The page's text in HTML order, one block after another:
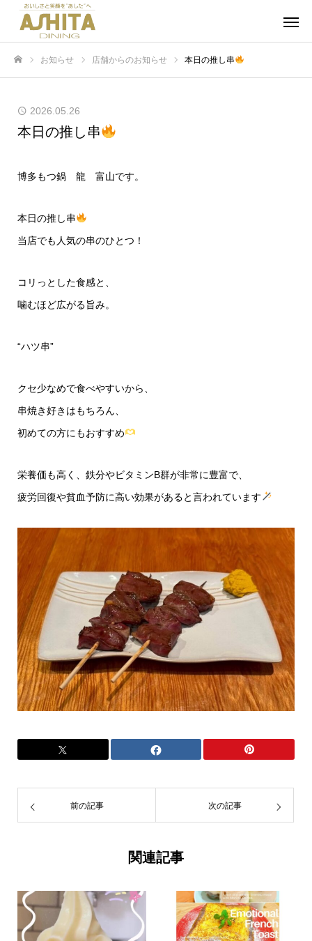
お知らせ 店舗からのお知らせ 本日の推し串
2026.05.26
本日の推し串
博多もつ鍋 龍 富山です。
本日の推し串
当店でも人気の串のひとつ！
コリっとした食感と、
噛むほど広がる旨み。
“ハツ串”
クセ少なめで食べやすいから、
串焼き好きはもちろん、
初めての方にもおすすめ
栄養価も高く、鉄分やビタミンB群が非常に豊富で、
疲労回復や貧血予防に高い効果があると言われています
前の記事 次の記事
関連記事